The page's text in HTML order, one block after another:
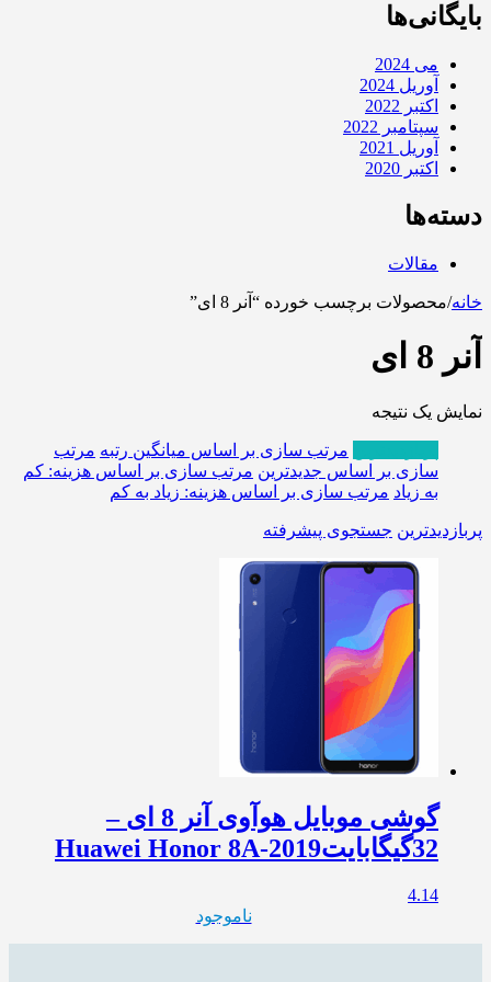
بایگانی‌ها
می 2024
آوریل 2024
اکتبر 2022
سپتامبر 2022
آوریل 2021
اکتبر 2020
دسته‌ها
مقالات
خانه/محصولات برچسب خورده “آنر 8 ای”
آنر 8 ای
نمایش یک نتیجه
مرتب سازی بر اساس میانگین رتبه مرتب
سازی بر اساس جدیدترین مرتب سازی بر اساس هزینه: کم
به زیاد مرتب سازی بر اساس هزینه: زیاد به کم
پربازدیدترین جستجوی پیشرفته
گوشی موبایل هوآوی آنر 8 ای –
32گیگابایتHuawei Honor 8A-2019
4.14
ناموجود